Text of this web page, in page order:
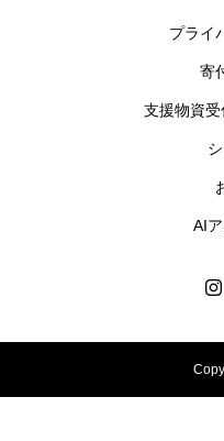
プライ
寄
支援物資
AI